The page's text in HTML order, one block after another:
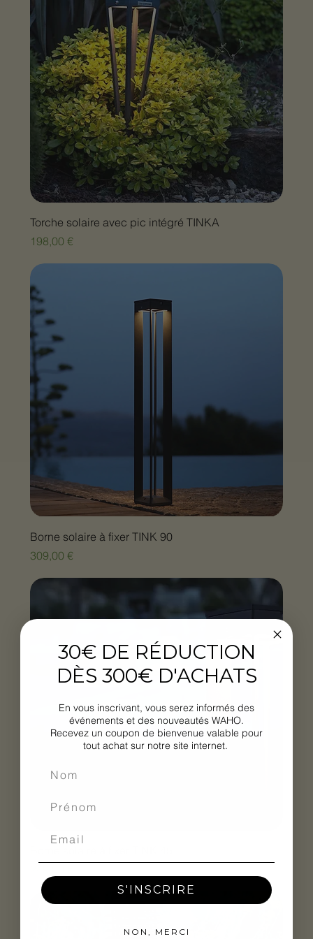
Torche solaire avec pic intégré TINKA
Prix
198,00 €
Borne solaire à fixer TINK 90
Prix
309,00 €
30€ DE RÉDUCTION
DÈS 300€ D'ACHATS
En vous inscrivant, vous serez informés des
événements et des nouveautés WAHO.
Recevez un coupon de bienvenue valable pour
tout achat sur notre site internet.
S'INSCRIRE
NON, MERCI